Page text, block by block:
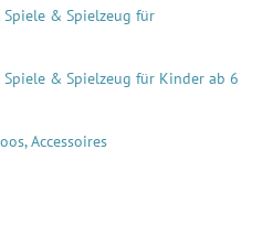
Spiele & Spielzeug für
Spiele & Spielzeug für Kinder ab 6
Accessoires